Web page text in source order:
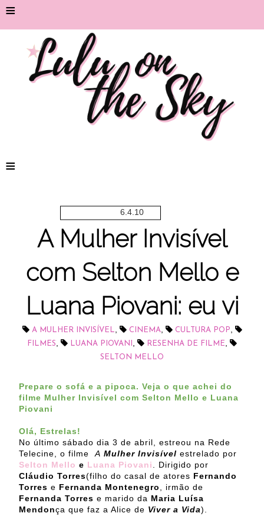
≡
≡
6.4.10
A Mulher Invisível
com Selton Mello e
Luana Piovani: eu vi
A MULHER INVISÍVEL, CINEMA, CULTURA POP,
FILMES, LUANA PIOVANI , RESENHA DE FILME,
SELTON MELLO
Prepare o sofá e a pipoca. Veja o que achei do
filme Mulher Invisível com Selton Mello e Luana
Piovani
Olá, Estrelas!
No último sábado dia 3 de abril, estreou na Rede
Telecine, o filmeA Mulher Invisível estrelado por
Selton Mello e Luana Piovani. Dirigido por
Cláudio Torres(filho do casal de atores Fernando
Torres e Fernanda Montenegro, irmão de
Fernanda Torres e marido da Maria Luísa
Mendonça que faz a Alice de Viver a Vida).